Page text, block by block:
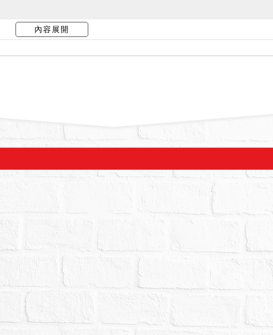
賣，請投標人分別出價。
分別拍賣，債務人得到場指定拍定之標的物，否則由本院指定
中一宗賣得價金足以清償強制執行之債權額及債務人應負擔之
，亦不為拍定，縱已拍定亦可撤銷拍定。
證書辦理所有權登記，且須承擔被拆除之風險，請應買人注
地，部分為本標國華段2203〜2206建號之基地，部分為上開
為該建物後門出入口使用，有圍牆及鐵捲門），一樓後門空地停
四樓均為空屋，無人居住，已斷水，均遺留有雜物及廢棄物，
茶几、桌邊矩及一大型圓餐桌。查封建物一至四樓後側均有增
光鋪設地磚後，改為室內使用）。查封建物為公寓大廈，有電
。建物價格已包含電梯價值。
院113年2月19日北院英刑衛112金重訴42字第1139008245
應按本院扣押債權比例分配。（二）至抵押權等優先權得優先
所示之座談會結論意指辦理。（三）本案經檢察官起訴書認定
0916萬8900元。以上請應買人特別注意。
內容展開